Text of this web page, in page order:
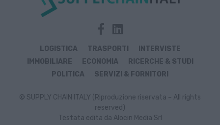
LOGISTICA TRASPORTI
INTERVISTE
IMMOBILIARE
ECONOMIA
RICERCHE & STUDI
POLITICA
SERVIZI & FORNITORI
© SUPPLY CHAIN ITALY (Riproduzione riservata – All rights
reserved)
Testata edita da Alocin Media Srl